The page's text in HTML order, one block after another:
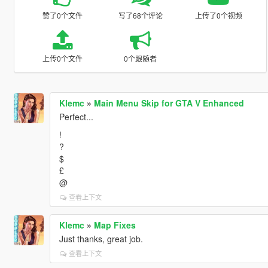
赞了0个文件 写了68个评论 上传了0个视频
上传0个文件 0个跟随者
Klemc» Main Menu Skip for GTA V Enhanced
Perfect...
!
?
$
£
@
查看上下文
Klemc» Map Fixes
Just thanks, great job.
查看上下文